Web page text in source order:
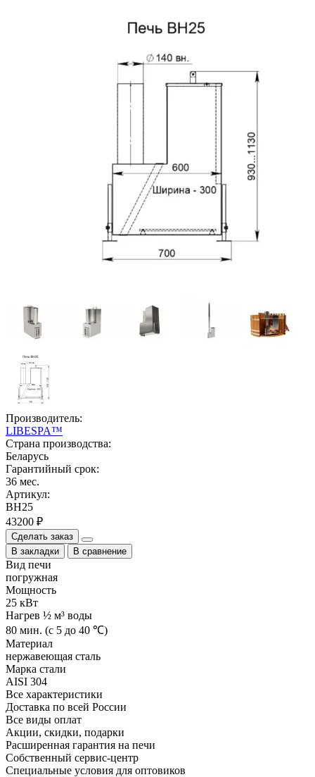
Производитель:
LIBESPA™
Страна производства:
Беларусь
Гарантийный срок:
36 мес.
Артикул:
ВН25
43200 ₽
Сделать заказ
В закладки
В сравнение
Вид печи
погружная
Мощность
25 кВт
Нагрев ½ м³ воды
80 мин. (с 5 до 40 ℃)
Материал
нержавеющая сталь
Марка стали
AISI 304
Все характеристики
Доставка по всей России
Все виды оплат
Акции, скидки, подарки
Расширенная гарантия на печи
Собственный сервис-центр
Специальные условия для оптовиков